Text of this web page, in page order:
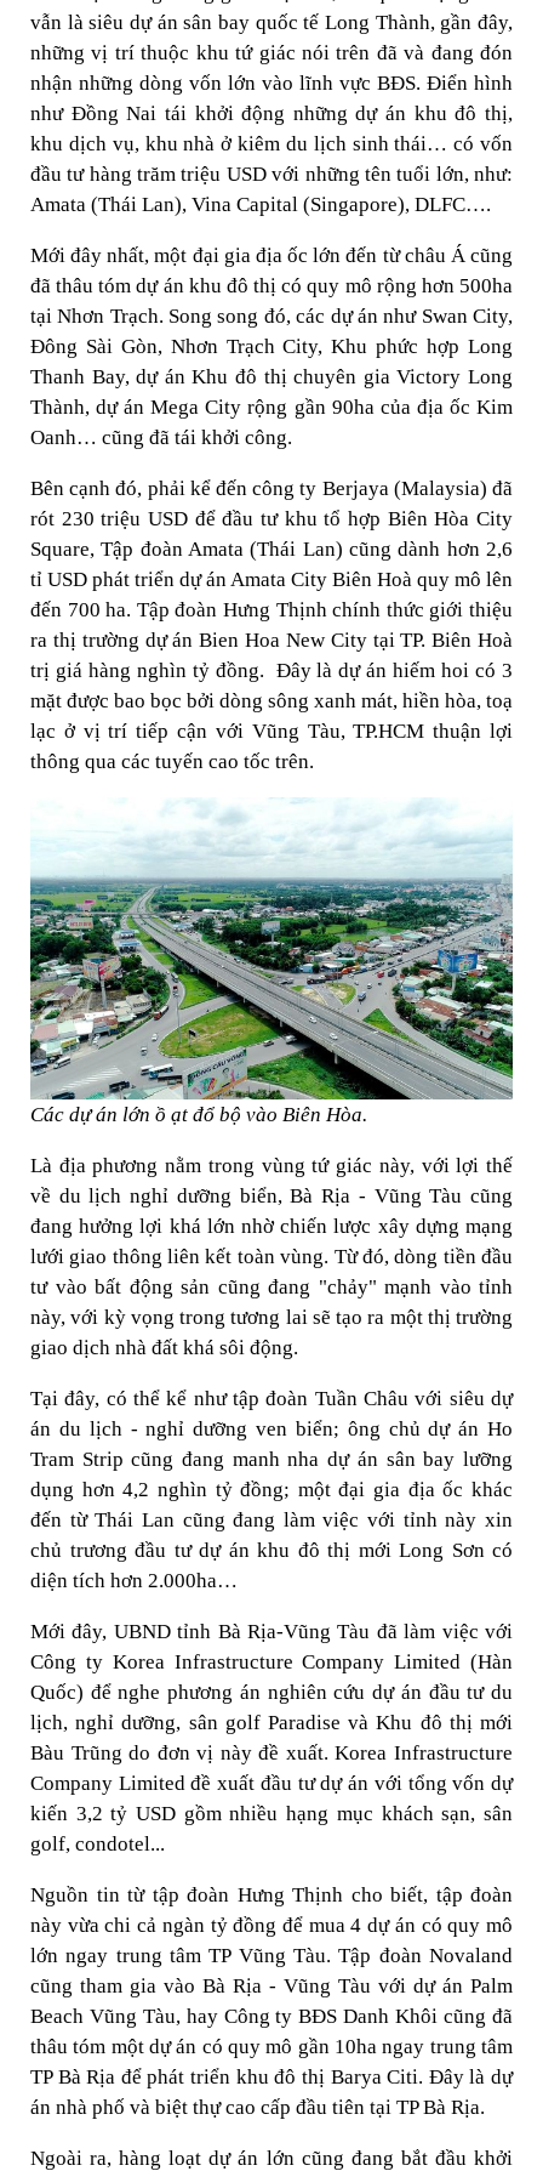
vẫn là siêu dự án sân bay quốc tế Long Thành, gần đây,
những vị trí thuộc khu tứ giác nói trên đã và đang đón
nhận những dòng vốn lớn vào lĩnh vực BĐS. Điển hình
như Đồng Nai tái khởi động những dự án khu đô thị,
khu dịch vụ, khu nhà ở kiêm du lịch sinh thái… có vốn
đầu tư hàng trăm triệu USD với những tên tuổi lớn, như:
Amata (Thái Lan), Vina Capital (Singapore), DLFC….
Mới đây nhất, một đại gia địa ốc lớn đến từ châu Á cũng
đã thâu tóm dự án khu đô thị có quy mô rộng hơn 500ha
tại Nhơn Trạch. Song song đó, các dự án như Swan City,
Đông Sài Gòn, Nhơn Trạch City, Khu phức hợp Long
Thanh Bay, dự án Khu đô thị chuyên gia Victory Long
Thành, dự án Mega City rộng gần 90ha của địa ốc Kim
Oanh… cũng đã tái khởi công.
Bên cạnh đó, phải kể đến công ty Berjaya (Malaysia) đã
rót 230 triệu USD để đầu tư khu tổ hợp Biên Hòa City
Square, Tập đoàn Amata (Thái Lan) cũng dành hơn 2,6
tỉ USD phát triển dự án Amata City Biên Hoà quy mô lên
đến 700 ha. Tập đoàn Hưng Thịnh chính thức giới thiệu
ra thị trường dự án Bien Hoa New City tại TP. Biên Hoà
trị giá hàng nghìn tỷ đồng. Đây là dự án hiếm hoi có 3
mặt được bao bọc bởi dòng sông xanh mát, hiền hòa, toạ
lạc ở vị trí tiếp cận với Vũng Tàu, TP.HCM thuận lợi
thông qua các tuyến cao tốc trên.
Các dự án lớn ồ ạt đổ bộ vào Biên Hòa.
Là địa phương nằm trong vùng tứ giác này, với lợi thế
về du lịch nghỉ dưỡng biển, Bà Rịa - Vũng Tàu cũng
đang hưởng lợi khá lớn nhờ chiến lược xây dựng mạng
lưới giao thông liên kết toàn vùng. Từ đó, dòng tiền đầu
tư vào bất động sản cũng đang "chảy" mạnh vào tỉnh
này, với kỳ vọng trong tương lai sẽ tạo ra một thị trường
giao dịch nhà đất khá sôi động.
Tại đây, có thể kể như tập đoàn Tuần Châu với siêu dự
án du lịch - nghỉ dưỡng ven biển; ông chủ dự án Ho
Tram Strip cũng đang manh nha dự án sân bay lưỡng
dụng hơn 4,2 nghìn tỷ đồng; một đại gia địa ốc khác
đến từ Thái Lan cũng đang làm việc với tỉnh này xin
chủ trương đầu tư dự án khu đô thị mới Long Sơn có
diện tích hơn 2.000ha…
Mới đây, UBND tỉnh Bà Rịa-Vũng Tàu đã làm việc với
Công ty Korea Infrastructure Company Limited (Hàn
Quốc) để nghe phương án nghiên cứu dự án đầu tư du
lịch, nghỉ dưỡng, sân golf Paradise và Khu đô thị mới
Bàu Trũng do đơn vị này đề xuất. Korea Infrastructure
Company Limited đề xuất đầu tư dự án với tổng vốn dự
kiến 3,2 tỷ USD gồm nhiều hạng mục khách sạn, sân
golf, condotel...
Nguồn tin từ tập đoàn Hưng Thịnh cho biết, tập đoàn
này vừa chi cả ngàn tỷ đồng để mua 4 dự án có quy mô
lớn ngay trung tâm TP Vũng Tàu. Tập đoàn Novaland
cũng tham gia vào Bà Rịa - Vũng Tàu với dự án Palm
Beach Vũng Tàu, hay Công ty BĐS Danh Khôi cũng đã
thâu tóm một dự án có quy mô gần 10ha ngay trung tâm
TP Bà Rịa để phát triển khu đô thị Barya Citi. Đây là dự
án nhà phố và biệt thự cao cấp đầu tiên tại TP Bà Rịa.
Ngoài ra, hàng loạt dự án lớn cũng đang bắt đầu khởi